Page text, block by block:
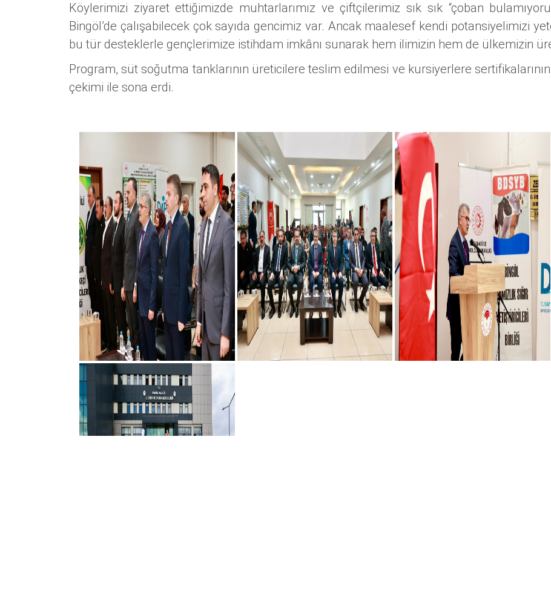
Köylerimizi ziyaret ettiğimizde muhtarlarımız ve çiftçilerimiz sık sık “çoban
Bingöl’de çalışabilecek çok sayıda gencimiz var. Ancak maalesef kendi potansiyelimizi
bu tür desteklerle gençlerimize istihdam imkânı sunarak hem ilimizin hem de ülkemizin
Program, süt soğutma tanklarının üreticilere teslim edilmesi ve kursiyerlere
çekimi ile sona erdi.